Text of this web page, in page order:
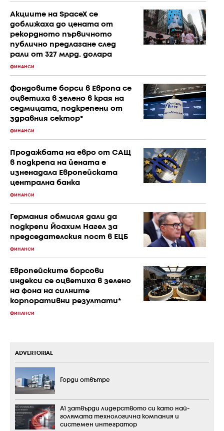
Акциите на SpaceX се
доближаха до цената от
рекордното първичното
публично предлагане след
рали от 327 млрд. долара
ФИНАНСИ
Фондовите борси в Европа се
оцветиха в зелено в края на
седмицата, подкрепени от
здравния сектор*
ФИНАНСИ
Продажбата на евро от САЩ
в подкрепа на йената е
изненадала Европейската
централна банка
ФИНАНСИ
Германия обмисля дали да
подкрепи Йоахим Нагел за
председателския пост в ЕЦБ
ФИНАНСИ
Европейските борсови
индекси се оцветиха в зелено
на фона на силните
корпоративни резултати*
ФИНАНСИ
ADVERTORIAL
Горди отвътре
А1 затвърди лидерството си като най-
голямата технологична компания и
системен интегратор